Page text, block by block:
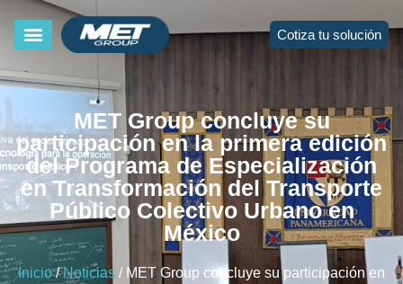
Cotiza tu solución
MET Group concluye su
participación en la primera edición
del Programa de Especialización
en Transformación del Transporte
Público Colectivo Urbano en
México
Inicio/Noticias / MET Group concluye su participación en